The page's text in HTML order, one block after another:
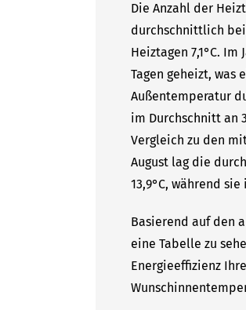
Die Anzahl der
durchschnittlich bei
Heiztagen 7,1°C.
Tagen geheizt, was
Außentemperatur
im Durchschnitt an
Vergleich zu den
August lag die
13,9°C, während sie
Basierend auf den
eine Tabelle zu
Energieeffizienz